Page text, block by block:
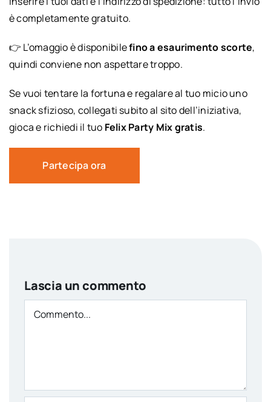
è completamente gratuito.
👉 L’omaggio è disponibilefino a esaurimento scorte,
quindi conviene non aspettare troppo.
Se vuoi tentare la fortuna e regalare al tuo micio uno
snack sfizioso, collegati subito al sito dell’iniziativa,
gioca e richiedi il tuo Felix Party Mix gratis.
Partecipa ora
Lascia un commento
Comment